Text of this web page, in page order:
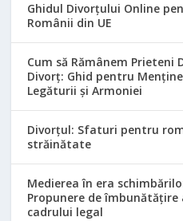
Ghidul Divorțului Online
Românii din UE
Cum să Rămânem Prieteni
Divorț: Ghid pentru
Legăturii și Armoniei
Divorțul: Sfaturi pentru
străinătate
Medierea în era
Propunere de îmbunătățire
cadrului legal